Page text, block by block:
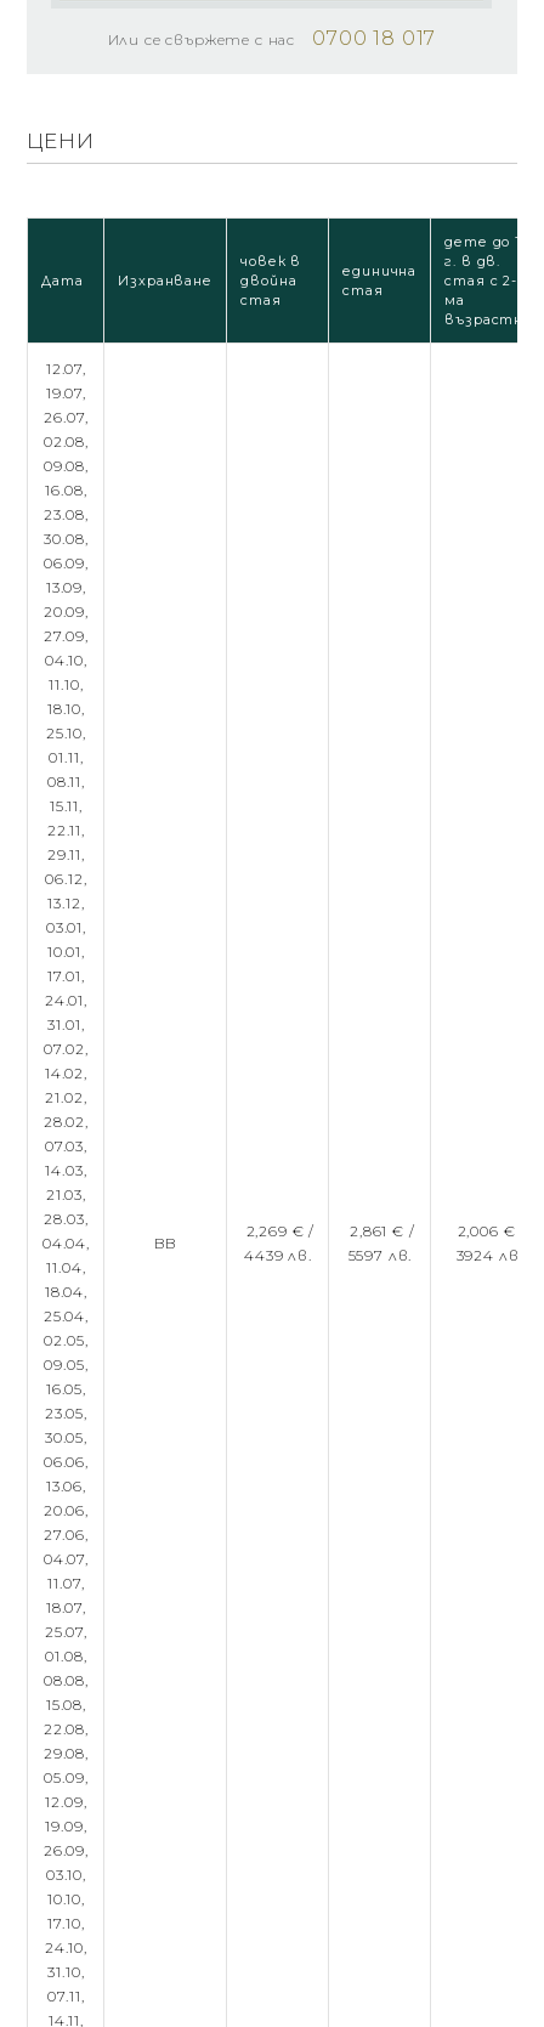
Или се свържете с нас 0700 18 017
ЦЕНИ
Дата Изхранване
човек в
двойна
стая
единична
стая
дете до 12
г. в дв.
стая с 2-
ма
възрастни
12.07,
19.07,
26.07,
02.08,
09.08,
16.08,
23.08,
30.08,
06.09,
13.09,
20.09,
27.09,
04.10,
11.10,
18.10,
25.10,
01.11,
08.11,
15.11,
22.11,
29.11,
06.12,
13.12,
03.01,
10.01,
17.01,
24.01,
31.01,
07.02,
14.02,
21.02,
28.02,
07.03,
14.03,
21.03,
28.03,
04.04,
11.04,
18.04,
25.04,
02.05,
09.05,
16.05,
23.05,
30.05,
06.06,
13.06,
20.06,
27.06,
04.07,
11.07,
18.07,
25.07,
01.08,
08.08,
15.08,
22.08,
29.08,
05.09,
12.09,
19.09,
26.09,
03.10,
10.10,
17.10,
24.10,
31.10,
07.11,
14.11,
BB
2,269 € /
4439 лв.
2,861 € /
5597 лв.
2,006 € /
3924 лв.